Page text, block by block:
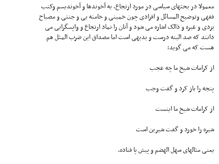
معمولا در بحثهای سیاسی در مورد ارتجاع، به آخوندها و آخوندیسم و‌کنب
فقهی و‌توضیح المسائل و افرادی چون خمینی و خامنه یی و جنتی و مصباح
یزدی و غیره و ذالک اشاره می شود و آنان را نماد ارتجاع و واپسگرایی می
دانند که صد البته درست و بدیهی است اما مصداق این ضرب المثل هم
هست که می گوید:
از کرامات شیخ ما چه عجب
پنجه را باز کرد و گفت وجب
از کرامات شیخ ما اینست
شیره را خورد و گفت شیرین است
یعنی مثالهای سهل الهضم و پیش پا فتاده.